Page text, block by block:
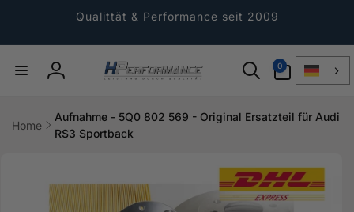
Qualittät & Performance seit 2009
Einloggen
0
Artikel
Home
Aufnahme - 5Q0 802 569 - Original Ersatzteil für Audi
RS3 Sportback